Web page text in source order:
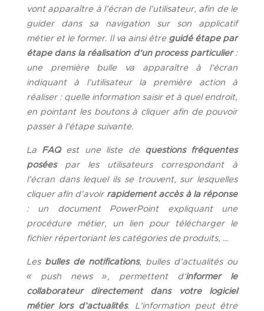
vont apparaître à l’écran de l’utilisateur, afin de le
guider dans sa navigation sur son applicatif
métier et le former. Il va ainsi être guidé étape par
étape dans la réalisation d’un process particulier :
une première bulle va apparaître à l’écran
indiquant à l’utilisateur la première action à
réaliser : quelle information saisir et à quel endroit,
en pointant les boutons à cliquer afin de pouvoir
passer à l’étape suivante.
La FAQest une liste de questions fréquentes
poséespar les utilisateurs correspondant à
l’écran dans lequel ils se trouvent, sur lesquelles
cliquer afin d’avoir rapidement accès à la réponse
: un document PowerPoint expliquant une
procédure métier, un lien pour télécharger le
fichier répertoriant les catégories de produits, …
Les bulles de notifications, bulles d’actualités ou
« push news» , permettent d’informer le
collaborateur directement dans votre logiciel
métier lors d’actualités. L’information peut être